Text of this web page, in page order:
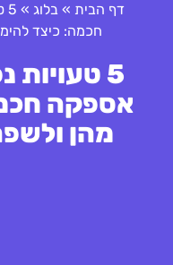
דף הבית » בלוג »
חכמה: כיצד
5
אספקה
מהן